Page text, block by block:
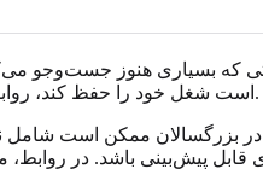
که بسیاری هنوز
است شغل خود را حفظ کند، روابطش را نگه دارد و همچنان احساس کند زندگی معمولی به تلاشی بسیار بیشتر از آنچه برای دیگران به نظر می‌رسد نیاز دارد.
بزرگسالان ممکن است شامل
پیش‌بینی باشد. در روابط،